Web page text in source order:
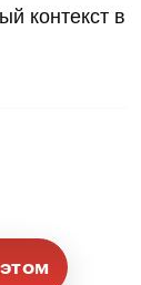
контекст в